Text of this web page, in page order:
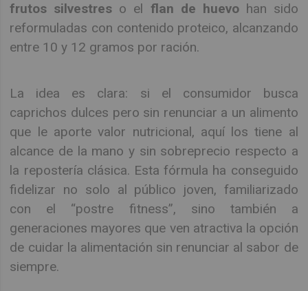
frutos silvestres o el flan de huevohan sido
reformuladas con contenido proteico, alcanzando
entre 10 y 12 gramos por ración.
La idea es clara: si el consumidor busca
caprichos dulces pero sin renunciar a un alimento
que le aporte valor nutricional, aquí los tiene al
alcance de la mano y sin sobreprecio respecto a
la repostería clásica. Esta fórmula ha conseguido
fidelizar no solo al público joven, familiarizado
con el “postre fitness”, sino también a
generaciones mayores que ven atractiva la opción
de cuidar la alimentación sin renunciar al sabor de
siempre.